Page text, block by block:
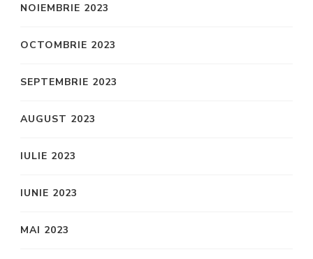
NOIEMBRIE 2023
OCTOMBRIE 2023
SEPTEMBRIE 2023
AUGUST 2023
IULIE 2023
IUNIE 2023
MAI 2023